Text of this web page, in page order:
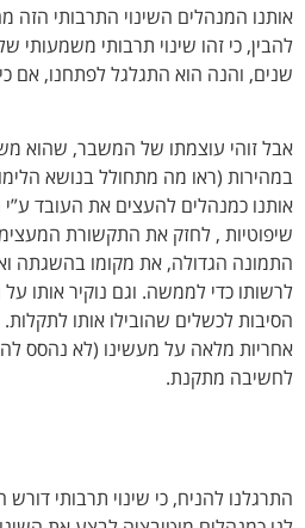
אותנו המנהלים השינוי התרבותי הזה
להבין, כי זהו שינוי תרבותי משמעותי
שנים, והנה הוא התגלגל לפתחנו, אם
אבל זוהי עוצמתו של המשבר, שהוא
במהירות (ראו מה מתחולל בנושא
אותנו כמנהלים להעצים את העובד ע”י
שיפוטיות , לחזק את התקשורת
התמונה הגדולה, את מקומו בהשגתה
לרשותו כדי לממשה. וגם נוקיר אותו על
הסיבות לכשלים שהובילו אותו
אחריות מלאה על מעשינו (לא נהסס
לחשיבה מתקנת.
התרגלנו להניח, כי שינוי תרבותי